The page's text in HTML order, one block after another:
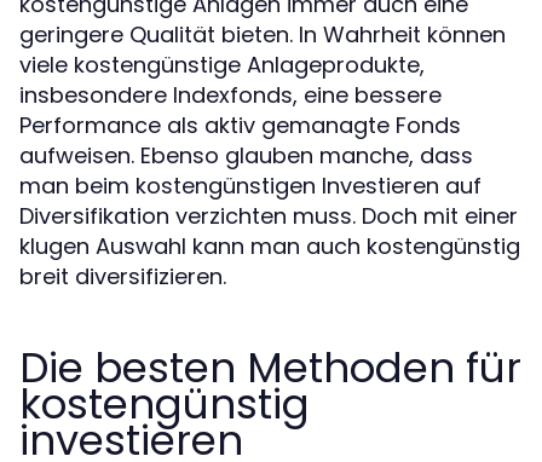
geringere Qualität bieten. In Wahrheit können
viele kostengünstige Anlageprodukte,
insbesondere Indexfonds, eine bessere
Performance als aktiv gemanagte Fonds
aufweisen. Ebenso glauben manche, dass
man beim kostengünstigen Investieren auf
Diversifikation verzichten muss. Doch mit einer
klugen Auswahl kann man auch kostengünstig
breit diversifizieren.
Die besten Methoden für
kostengünstig
investieren